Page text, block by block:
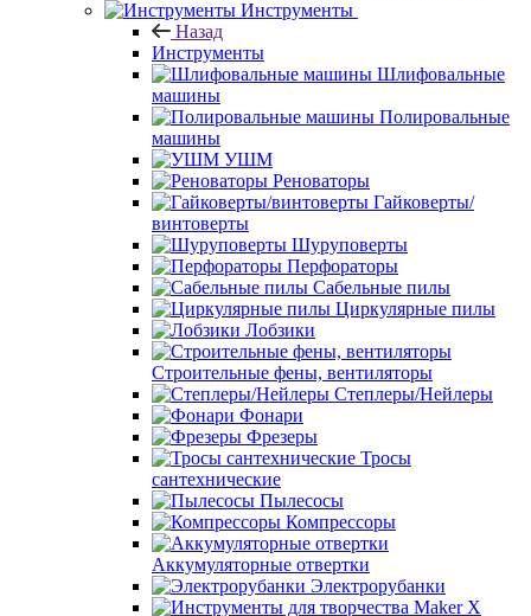
Инструменты
Назад
Инструменты
Шлифовальные
машины
Полировальные
машины
УШМ
Реноваторы
Гайковерты/
винтоверты
Шуруповерты
Перфораторы
Сабельные пилы
Циркулярные пилы
Лобзики
Строительные фены, вентиляторы
Степлеры/Нейлеры
Фонари
Фрезеры
Тросы
сантехнические
Пылесосы
Компрессоры
Аккумуляторные отвертки
Электрорубанки